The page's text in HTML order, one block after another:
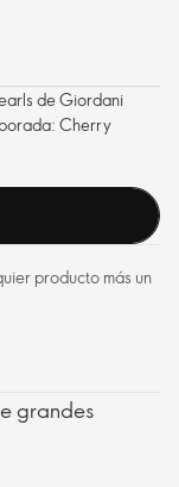
de Giordani
Cherry
producto más un
grandes